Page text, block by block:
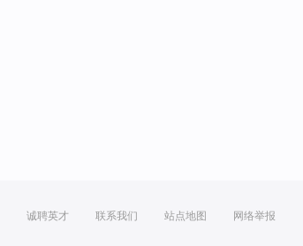
诚聘英才 联系我们 站点地图 网络举报